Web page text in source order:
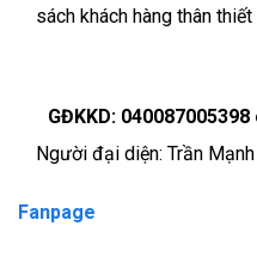
sách khách hàng thân thiết
GĐKKD:
Người đại diện: Trần
Fanpage